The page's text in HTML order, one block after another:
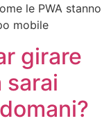
le PWA stanno
mobile
girare
sarai